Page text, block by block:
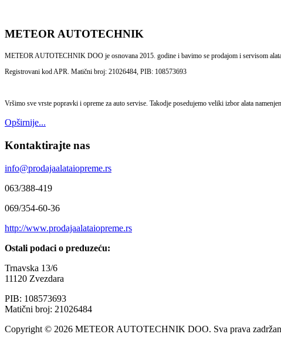
METEOR AUTOTECHNIK
METEOR AUTOTECHNIK DOO je osnovana 2015. godine i bavimo se prodajom i servisom alata
Registrovani kod APR. Matični broj: 21026484, PIB: 108573693
Vršimo sve vrste popravki i opreme za auto servise. Takodje posedujemo veliki izbor alata
Opširnije...
Kontaktirajte nas
info@prodajaalataiopreme.rs
063/388-419
069/354-60-36
http://www.prodajaalataiopreme.rs
Ostali podaci o preduzeću:
Trnavska 13/6
11120 Zvezdara
PIB: 108573693
Matični broj: 21026484
Copyright © 2026 METEOR AUTOTECHNIK DOO. Sva prava